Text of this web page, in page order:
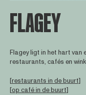
FLAGEY
Flagey ligt in het hart van
restaurants, cafés en
[restaurants in de buurt]
[op café in de buurt]